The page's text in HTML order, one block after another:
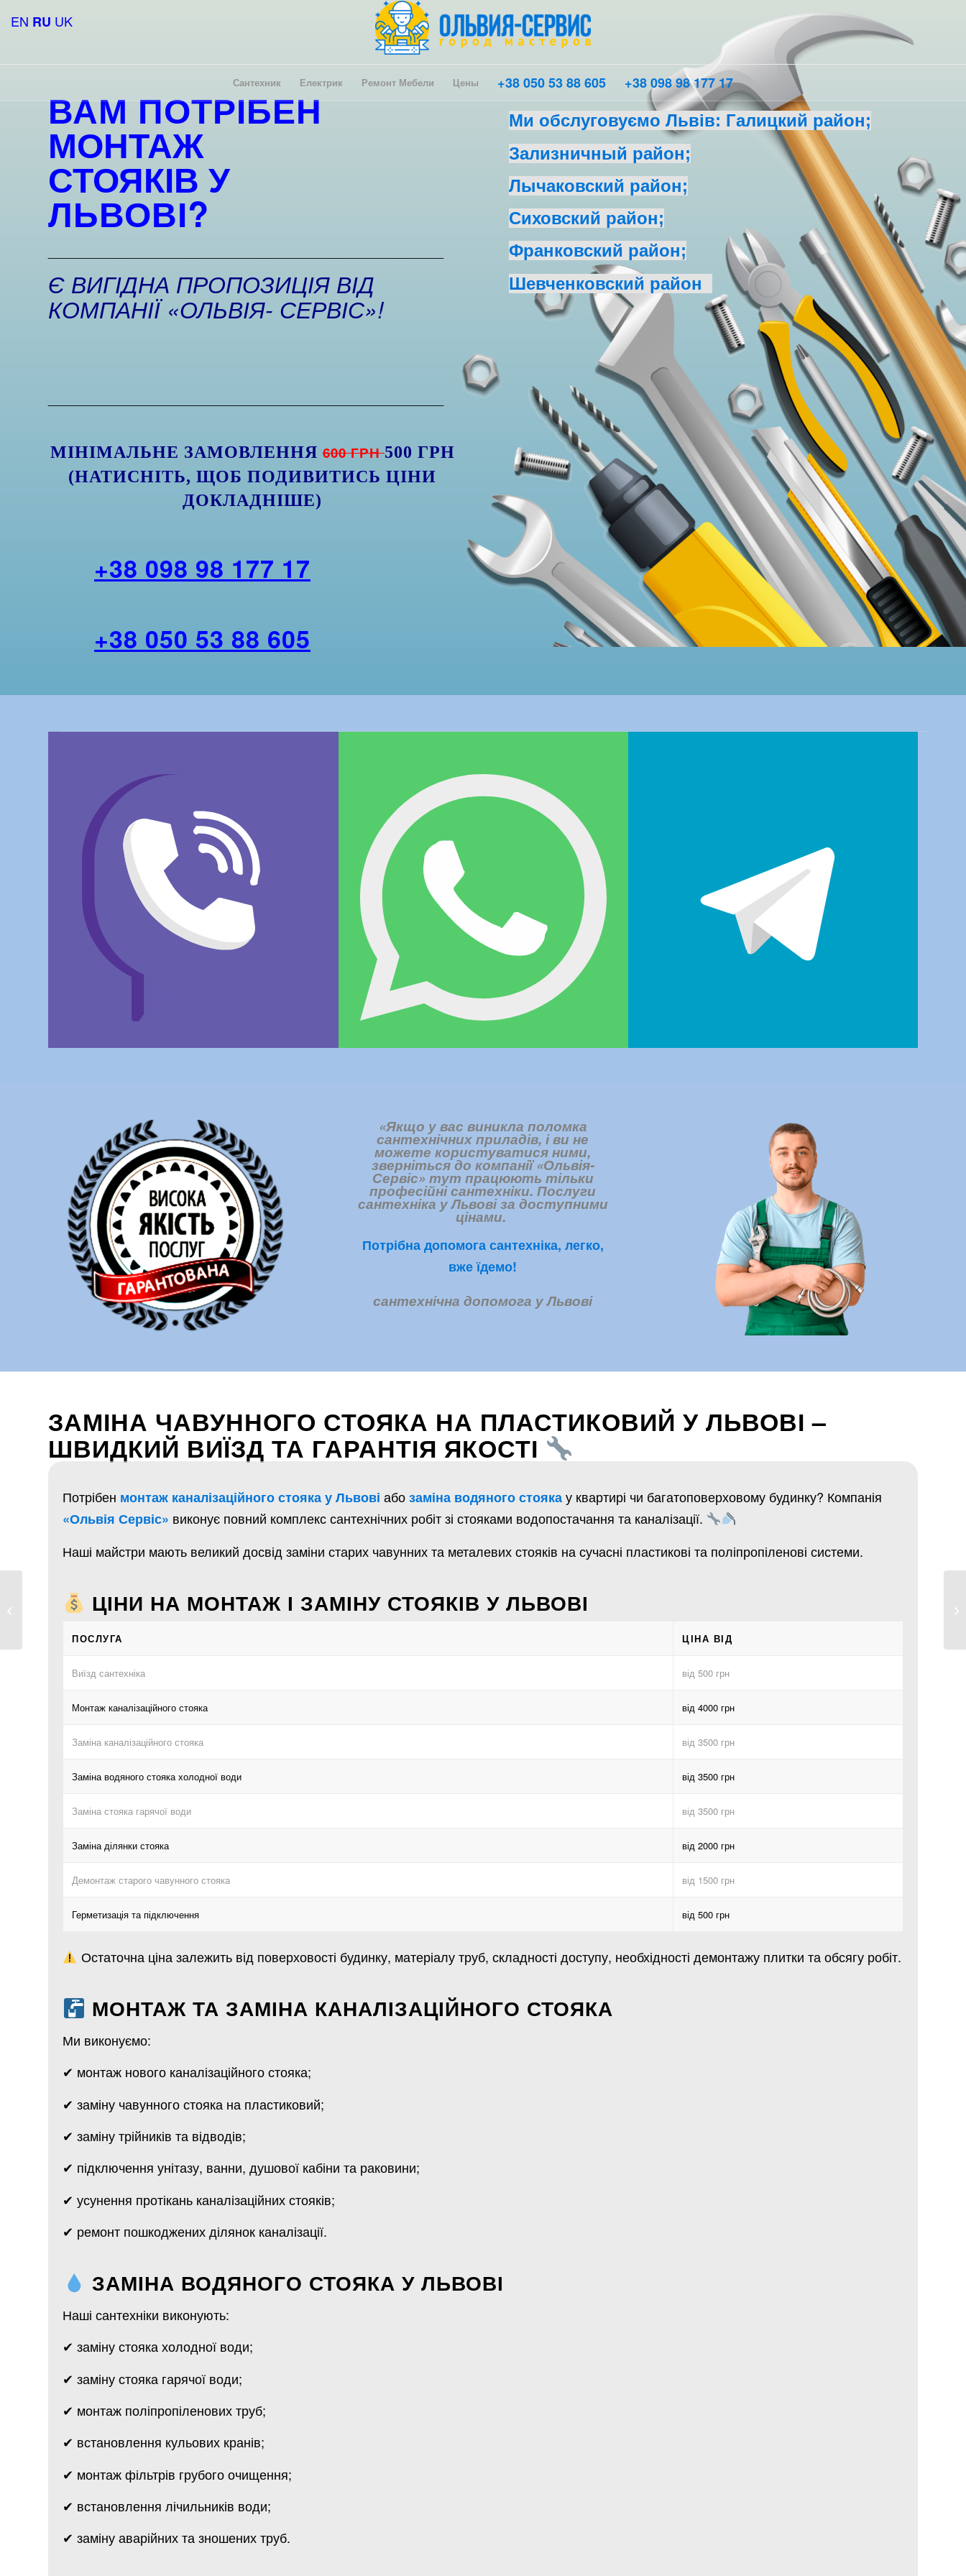
Сантехник Електрик Ремонт Мебели Цены +38 050 53 88 605 +38 098 98 177 17
ВАМ ПОТРІБЕН
МОНТАЖ
СТОЯКІВ У
ЛЬВОВІ?
Є ВИГІДНА ПРОПОЗИЦІЯ ВІД
КОМПАНІЇ «ОЛЬВІЯ- СЕРВІС»!
МІНІМАЛЬНЕ ЗАМОВЛЕННЯ600 ГРН500 ГРН
(НАТИСНІТЬ, ЩОБ ПОДИВИТИСЬ ЦІНИ
ДОКЛАДНІШЕ)
Ми обслуговуємо Львів: Галицкий район;
Зализничный район;
Лычаковский район;
Сиховский район;
Франковский район;
Шевченковский район
+38 098 98 177 17
+38 050 53 88 605
«Якщо у вас виникла поломка
сантехнічних приладів, і ви не
можете користуватися ними,
зверніться до компанії «Ольвія-
Сервіс» тут працюють тільки
професійні сантехніки. Послуги
сантехніка у Львові за доступними
цінами.
Потрібна допомога сантехніка, легко,
вже їдемо!
сантехнічна допомога у Львові
ЗАМІНА ЧАВУННОГО СТОЯКА НА ПЛАСТИКОВИЙ У ЛЬВОВІ –
ШВИДКИЙ ВИЇЗД ТА ГАРАНТІЯ ЯКОСТІ
Потрібен монтаж каналізаційного стояка у Львові абозаміна водяного стоякау квартирі чи багатоповерховому будинку? Компанія
«Ольвія Сервіс» виконує повний комплекс сантехнічних робіт зі стояками водопостачання та каналізації.
Наші майстри мають великий досвід заміни старих чавунних та металевих стояків на сучасні пластикові та поліпропіленові системи.
ЦІНИ НА МОНТАЖ І ЗАМІНУ СТОЯКІВ У ЛЬВОВІ
ПОСЛУГА ЦІНА ВІД
Виїзд сантехніка від 500 грн
Монтаж каналізаційного стояка від 4000 грн
Заміна каналізаційного стояка від 3500 грн
Заміна водяного стояка холодної води від 3500 грн
Заміна стояка гарячої води від 3500 грн
Заміна ділянки стояка від 2000 грн
Демонтаж старого чавунного стояка від 1500 грн
Герметизація та підключення від 500 грн
Остаточна ціна залежить від поверховості будинку, матеріалу труб, складності доступу, необхідності демонтажу плитки та обсягу робіт.
МОНТАЖ ТА ЗАМІНА КАНАЛІЗАЦІЙНОГО СТОЯКА
Ми виконуємо:
✔ монтаж нового каналізаційного стояка;
✔ заміну чавунного стояка на пластиковий;
✔ заміну трійників та відводів;
✔ підключення унітазу, ванни, душової кабіни та раковини;
✔ усунення протікань каналізаційних стояків;
✔ ремонт пошкоджених ділянок каналізації.
ЗАМІНА ВОДЯНОГО СТОЯКА У ЛЬВОВІ
Наші сантехніки виконують:
✔ заміну стояка холодної води;
✔ заміну стояка гарячої води;
✔ монтаж поліпропіленових труб;
✔ встановлення кульових кранів;
✔ монтаж фільтрів грубого очищення;
✔ встановлення лічильників води;
✔ заміну аварійних та зношених труб.
Заміна та монтаж
змішувача у Львові –
EN RU UK